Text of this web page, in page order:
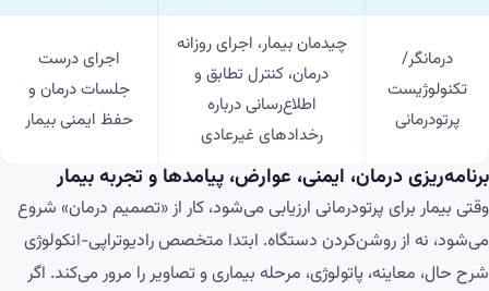
درمانگر/
تکنولوژیست
پرتودرمانی
چیدمان بیمار، اجرای روزانه
درمان، کنترل تطابق و
اطلاع‌رسانی درباره
رخدادهای غیرعادی
اجرای درست
جلسات درمان و
حفظ ایمنی بیمار
برنامه‌ریزی درمان، ایمنی، عوارض، پیامدها و تجربه بیمار
وقتی بیمار برای پرتودرمانی ارزیابی می‌شود، کار از «تصمیم درمان» شروع
می‌شود، نه از روشن‌کردن دستگاه. ابتدا متخصص رادیوتراپی-انکولوژی
شرح حال، معاینه، پاتولوژی، مرحله بیماری و تصاویر را مرور می‌کند. اگر